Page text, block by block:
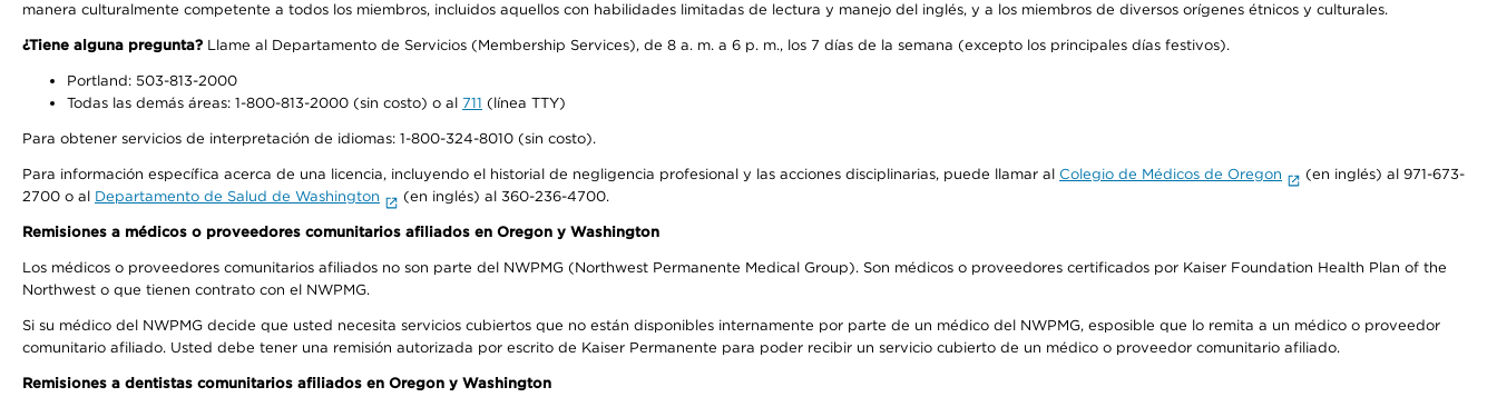
manera culturalmente competente a todos los miembros, incluidos aquellos con habilidades limitadas de lectura y manejo del inglés, y a los miembros de diversos orígenes étnicos y culturales.
¿Tiene alguna pregunta? Llame al Departamento de Servicios (Membership Services), de 8 a. m. a 6 p. m., los 7 días de la semana (excepto los principales días festivos).
Portland: 503-813-2000
Todas las demás áreas: 1-800-813-2000 (sin costo) o al 711 (línea TTY)
Para obtener servicios de interpretación de idiomas: 1-800-324-8010 (sin costo).
Para información específica acerca de una licencia, incluyendo el historial de negligencia profesional y las acciones disciplinarias, puede llamar al Colegio de Médicos de Oregon
(en inglés) al 971-673-
2700 o al Departamento de Salud de Washington (en inglés) al 360-236-4700.
Remisiones a médicos o proveedores comunitarios afiliados en Oregon y Washington
Los médicos o proveedores comunitarios afiliados no son parte del NWPMG (Northwest Permanente Medical Group). Son médicos o proveedores certificados por Kaiser Foundation Health Plan of the
Northwest o que tienen contrato con el NWPMG.
Si su médico del NWPMG decide que usted necesita servicios cubiertos que no están disponibles internamente por parte de un médico del NWPMG, esposible que lo remita a un médico o proveedor
comunitario afiliado. Usted debe tener una remisión autorizada por escrito de Kaiser Permanente para poder recibir un servicio cubierto de un médico o proveedor comunitario afiliado.
Remisiones a dentistas comunitarios afiliados en Oregon y Washington